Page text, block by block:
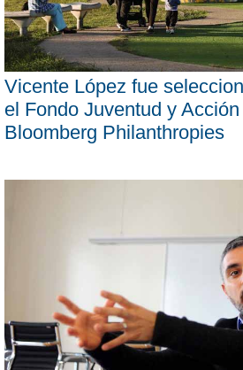
Vicente López fue
el Fondo Juventud y
Bloomberg Philanthropies